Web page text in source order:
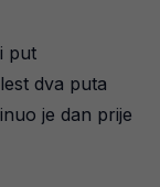
put
dva puta
je dan prije